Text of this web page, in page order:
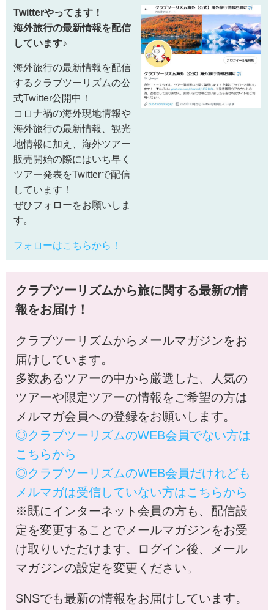
ど、隙間時間を利用して「どこ
でも旅気分」を味わっていただ
ける動画をご用意しています！
各国基本情報や、観光地情報、
旅のコンシェルジュがご案内す
る旅深講座など、旅のおすすめ
情報や、旅行に役立つ知識など
旅行をより楽しむ幅広い情報を
お届けします♪
Twitterやってます！
海外旅行の最新情報を配信
しています♪
海外旅行の最新情報を配信
するクラブツーリズムの公
式Twitter公開中！
コロナ禍の海外現地情報や
海外旅行の最新情報、観光
地情報に加え、海外ツアー
販売開始の際にはいち早く
ツアー発表をTwitterで配信
しています！
ぜひフォローをお願いしま
す。
フォローはこちらから！
クラブツーリズムから旅に関する最新の情
報をお届け！
クラブツーリズムからメールマガジンをお
届けしています。
多数あるツアーの中から厳選した、人気の
ツアーや限定ツアーの情報をご希望の方は
メルマガ会員への登録をお願いします。
◎クラブツーリズムのWEB会員でない方は
こちらから
◎クラブツーリズムのWEB会員だけれども
メルマガは受信していない方はこちらから
※既にインターネット会員の方も、配信設
定を変更することでメールマガジンをお受
け取りいただけます。ログイン後、メール
マガジンの設定を変更ください。
SNSでも最新の情報をお届けしています。